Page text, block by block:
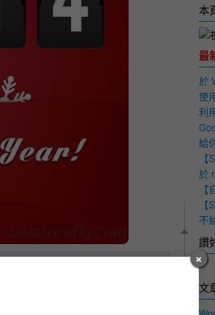
×
本
最
於
使
快
利
動
與
給
–
於
工
–
不
讚
文